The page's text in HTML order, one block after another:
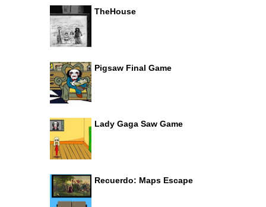
TheHouse
Pigsaw Final Game
Lady Gaga Saw Game
Recuerdo: Maps Escape